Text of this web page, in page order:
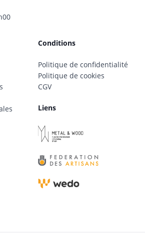
Conditions
Politique de confidentialité
Politique de cookies
CGV
Liens